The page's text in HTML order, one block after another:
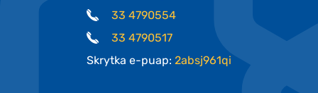
33 4790554
33 4790517
Skrytka e-puap: 2absj961qi